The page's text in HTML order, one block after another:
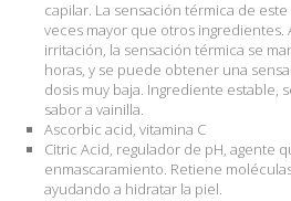
capilar. La sensación térmica de
veces mayor que otros ingredientes.
irritación, la sensación térmica se
horas, y se puede obtener una
dosis muy baja. Ingrediente estable,
sabor a vainilla.
Ascorbic acid, vitamina C
Citric Acid, regulador de pH, agente
enmascaramiento. Retiene
ayudando a hidratar la piel.